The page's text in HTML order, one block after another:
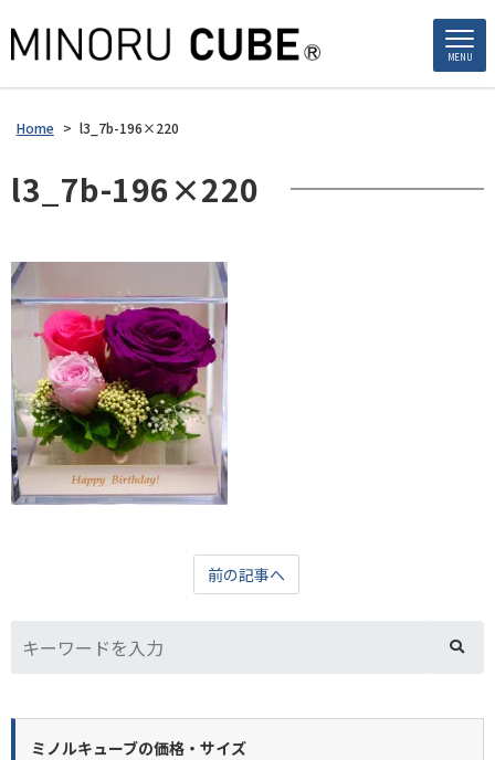
MENU
Home > l3_7b-196×220
l3_7b-196×220
前の記事へ
ミノルキューブの価格・サイズ